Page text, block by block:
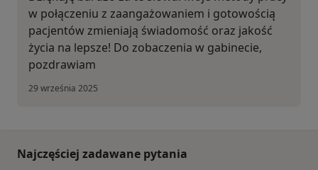
w połączeniu z zaangażowaniem i gotowością
pacjentów zmieniają świadomość oraz jakość
życia na lepsze! Do zobaczenia w gabinecie,
pozdrawiam
29 września 2025
Najczęściej zadawane pytania